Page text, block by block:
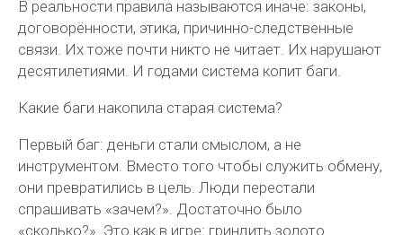
В реальности правила называются иначе: законы,
договорённости, этика, причинно-следственные
связи. Их тоже почти никто не читает. Их нарушают
десятилетиями. И годами система копит баги.
Какие баги накопила старая система?
Первый баг: деньги стали смыслом, а не
инструментом. Вместо того чтобы служить обмену,
они превратились в цель. Люди перестали
спрашивать «зачем?». Достаточно было
«сколько?». Это как в игре: гриндить золото